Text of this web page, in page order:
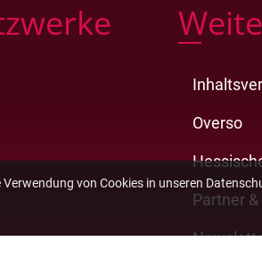
von Cookies in unseren
Overso
Partner